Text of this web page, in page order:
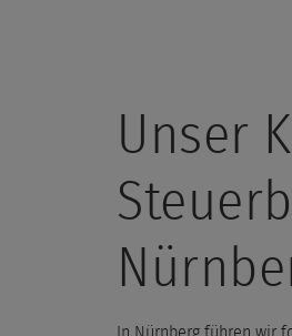
Unser
In Nürnberg führen wir